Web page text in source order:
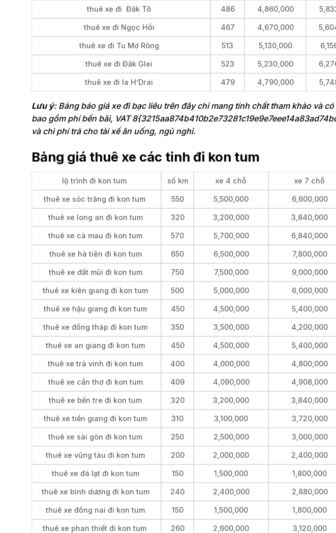
thuê xe đi Đăk Tô 486 4,860,000
thuê xe đi Ngọc Hồi 467 4,670,000
thuê xe đi Tu Mơ Rông 513 5,130,000
thuê xe đi Đăk Glei 523 5,230,000
thuê xe đi Ia H’Drai 479 4,790,000
Lưu ý: Bảng báo giá xe đi bạc liêu trên đây chỉ mang tính chất tham khảo và
bao gồm phí bến bãi, VAT
và chi phí trả cho tài xế ăn uống, ngủ nghỉ.
Bảng giá thuê xe các tỉnh đi kon tum
lộ trình đi kon tum số km xe 4 chỗ xe 7 chỗ
thuê xe sóc trăng đi kon tum 550 5,500,000 6,600,000
thuê xe long an đi kon tum 320 3,200,000 3,840,000
thuê xe cà mau đi kon tum 570 5,700,000 6,840,000
thuê xe hà tiên đi kon tum 650 6,500,000 7,800,000
thuê xe đất mũi đi kon tum 750 7,500,000 9,000,000
thuê xe kiên giang đi kon tum 500 5,000,000 6,000,000
thuê xe hậu giang đi kon tum 450 4,500,000 5,400,000
thuê xe đồng tháp đi kon tum 350 3,500,000 4,200,000
thuê xe an giang đi kon tum 450 4,500,000 5,400,000
thuê xe trà vinh đi kon tum 400 4,000,000 4,800,000
thuê xe cần thơ đi kon tum 409 4,090,000 4,908,000
thuê xe bến tre đi kon tum 320 3,200,000 3,840,000
thuê xe tiền giang đi kon tum 310 3,100,000 3,720,000
thuê xe sài gòn đi kon tum 250 2,500,000 3,000,000
thuê xe vũng tàu đi kon tum 200 2,000,000 2,400,000
thuê xe đà lạt đi kon tum 150 1,500,000 1,800,000
thuê xe bình dương đi kon tum 240 2,400,000 2,880,000
thuê xe đồng nai đi kon tum 150 1,500,000 1,800,000
thuê xe phan thiết đi kon tum 260 2,600,000 3,120,000